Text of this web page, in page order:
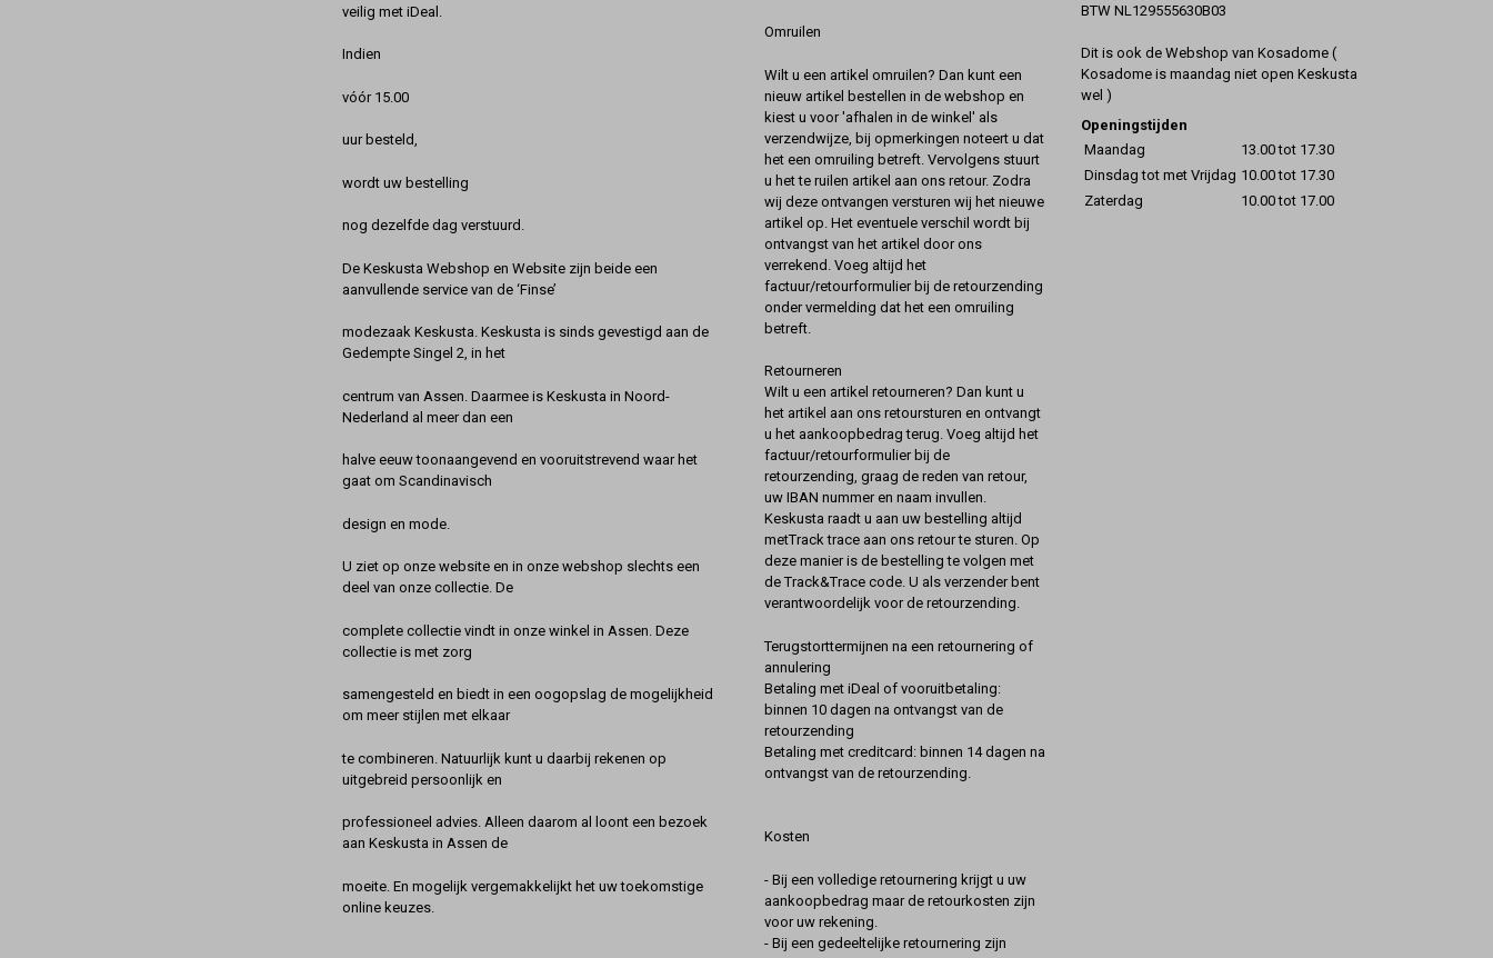
veilig met iDeal.
Indien
vóór 15.00
uur besteld,
wordt uw bestelling
nog dezelfde dag verstuurd.
De Keskusta Webshop en Website zijn beide een
aanvullende service van de ‘Finse’
modezaak Keskusta. Keskusta is sinds gevestigd aan de
Gedempte Singel 2, in het
centrum van Assen. Daarmee is Keskusta in Noord-
Nederland al meer dan een
halve eeuw toonaangevend en vooruitstrevend waar het
gaat om Scandinavisch
design en mode.
U ziet op onze website en in onze webshop slechts een
deel van onze collectie. De
complete collectie vindt in onze winkel in Assen. Deze
collectie is met zorg
samengesteld en biedt in een oogopslag de mogelijkheid
om meer stijlen met elkaar
te combineren. Natuurlijk kunt u daarbij rekenen op
uitgebreid persoonlijk en
professioneel advies. Alleen daarom al loont een bezoek
aan Keskusta in Assen de
moeite. En mogelijk vergemakkelijkt het uw toekomstige
online keuzes.
Omruilen
Wilt u een artikel omruilen? Dan kunt een
nieuw artikel bestellen in de webshop en
kiest u voor 'afhalen in de winkel' als
verzendwijze, bij opmerkingen noteert u dat
het een omruiling betreft. Vervolgens stuurt
u het te ruilen artikel aan ons retour. Zodra
wij deze ontvangen versturen wij het nieuwe
artikel op. Het eventuele verschil wordt bij
ontvangst van het artikel door ons
verrekend. Voeg altijd het
factuur/retourformulier bij de retourzending
onder vermelding dat het een omruiling
betreft.
Retourneren
Wilt u een artikel retourneren? Dan kunt u
het artikel aan ons retoursturen en ontvangt
u het aankoopbedrag terug. Voeg altijd het
factuur/retourformulier bij de
retourzending, graag de reden van retour,
uw IBAN nummer en naam invullen.
Keskusta raadt u aan uw bestelling altijd
metTrack trace aan ons retour te sturen. Op
deze manier is de bestelling te volgen met
de Track&Trace code. U als verzender bent
verantwoordelijk voor de retourzending.
Terugstorttermijnen na een retournering of
annulering
Betaling met iDeal of vooruitbetaling:
binnen 10 dagen na ontvangst van de
retourzending
Betaling met creditcard: binnen 14 dagen na
ontvangst van de retourzending.
Kosten
- Bij een volledige retournering krijgt u uw
aankoopbedrag maar de retourkosten zijn
voor uw rekening.
- Bij een gedeeltelijke retournering zijn
BTW NL129555630B03
Dit is ook de Webshop van Kosadome (
Kosadome is maandag niet open Keskusta
wel )
Openingstijden
Maandag
13.00 tot 17.30
Dinsdag tot met Vrijdag 10.00 tot 17.30
Zaterdag
10.00 tot 17.00